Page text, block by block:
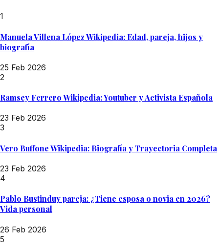
1
Manuela Villena López Wikipedia: Edad, pareja, hijos y
biografía
25 Feb 2026
2
Ramsey Ferrero Wikipedia: Youtuber y Activista Española
23 Feb 2026
3
Vero Buffone Wikipedia: Biografía y Trayectoria Completa
23 Feb 2026
4
Pablo Bustinduy pareja: ¿Tiene esposa o novia en 2026?
Vida personal
26 Feb 2026
5